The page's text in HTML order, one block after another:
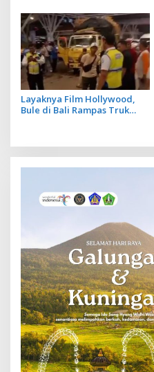
Layaknya Film Hollywood,
Bule di Bali Rampas Truk